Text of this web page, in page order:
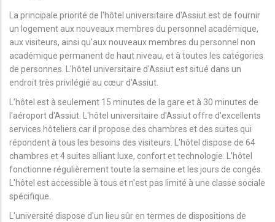
La principale priorité de l'hôtel universitaire d'Assiut est de fournir
un logement aux nouveaux membres du personnel académique,
aux visiteurs, ainsi qu'aux nouveaux membres du personnel non
académique permanent de haut niveau, et à toutes les catégories
de personnes. L'hôtel universitaire d'Assiut est situé dans un
endroit très privilégié au cœur d'Assiut.
L’hôtel est à seulement 15 minutes de la gare et à 30 minutes de
l'aéroport d'Assiut. L'hôtel universitaire d'Assiut offre d'excellents
services hôteliers car il propose des chambres et des suites qui
répondent à tous les besoins des visiteurs. L'hôtel dispose de 64
chambres et 4 suites alliant luxe, confort et technologie. L'hôtel
fonctionne régulièrement toute la semaine et les jours de congés.
L'hôtel est accessible à tous et n'est pas limité à une classe sociale
spécifique.
L'université dispose d'un lieu sûr en termes de dispositions de